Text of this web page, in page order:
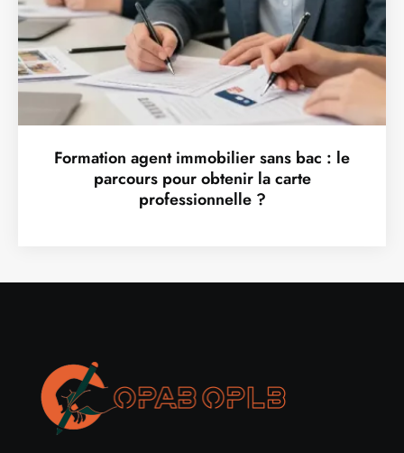
Formation agent immobilier sans bac : le
parcours pour obtenir la carte
professionnelle ?